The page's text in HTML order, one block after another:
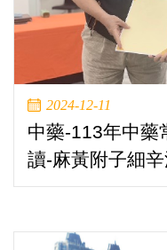
2024-12-11
中藥-113年中藥
讀-麻黃附子細